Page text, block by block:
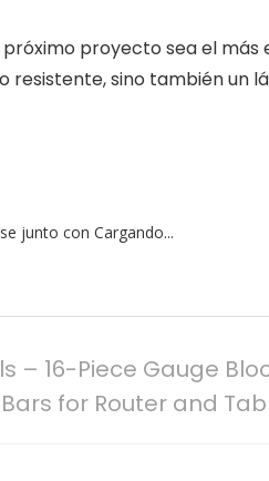
proyecto sea el
sino también un
junto con Cargando...
– 16-Piece Gauge
for Router and